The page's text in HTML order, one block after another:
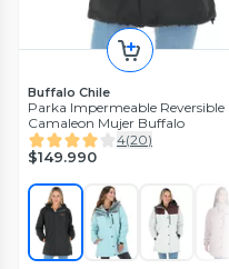
Buffalo Chile
Parka Impermeable Reversible
Camaleon Mujer Buffalo
4(20)
$149.990